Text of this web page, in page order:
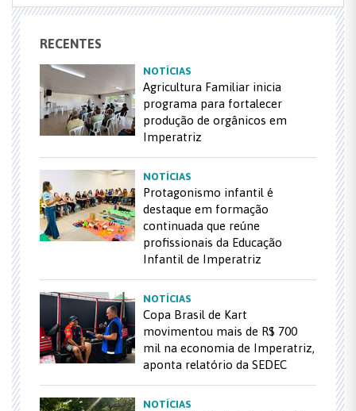
RECENTES
NOTÍCIAS
Agricultura Familiar inicia
programa para fortalecer
produção de orgânicos em
Imperatriz
NOTÍCIAS
Protagonismo infantil é
destaque em formação
continuada que reúne
profissionais da Educação
Infantil de Imperatriz
NOTÍCIAS
Copa Brasil de Kart
movimentou mais de R$ 700
mil na economia de Imperatriz,
aponta relatório da SEDEC
NOTÍCIAS